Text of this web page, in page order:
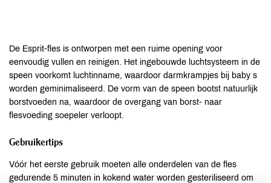
De Esprit-fles is ontworpen met een ruime opening voor
eenvoudig vullen en reinigen. Het ingebouwde luchtsysteem in de
speen voorkomt luchtinname, waardoor darmkrampjes bij baby s
worden geminimaliseerd. De vorm van de speen bootst natuurlijk
borstvoeden na, waardoor de overgang van borst- naar
flesvoeding soepeler verloopt.
Gebruikertips
Vóór het eerste gebruik moeten alle onderdelen van de fles
gedurende 5 minuten in kokend water worden gesteriliseerd om